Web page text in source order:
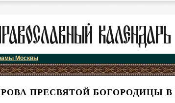
Москвы
ПРЕСВЯТОЙ БОГОРОДИЦЫ